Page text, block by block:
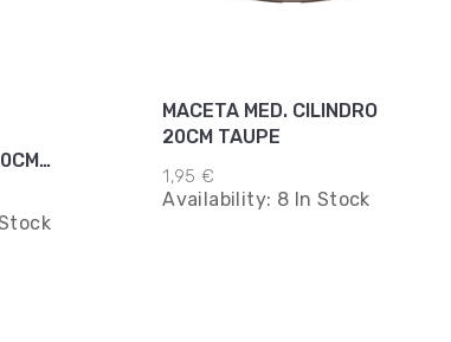
MACETA MED. CILINDRO
20CM TAUPE
1,95 €
Availability: 8 In Stock